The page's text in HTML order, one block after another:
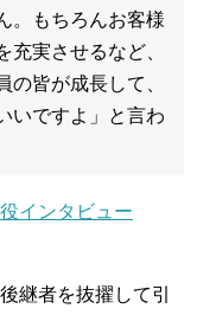
。もちろんお客様
実させるなど、
皆が成長して、
いですよ」と言わ
インタビュー
継者を抜擢して引